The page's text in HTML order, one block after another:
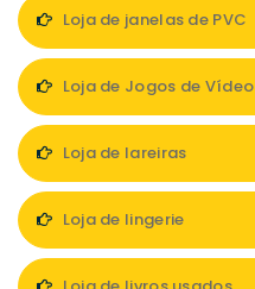
Loja de janelas de PVC
Loja de Jogos de Vídeo
Loja de lareiras
Loja de lingerie